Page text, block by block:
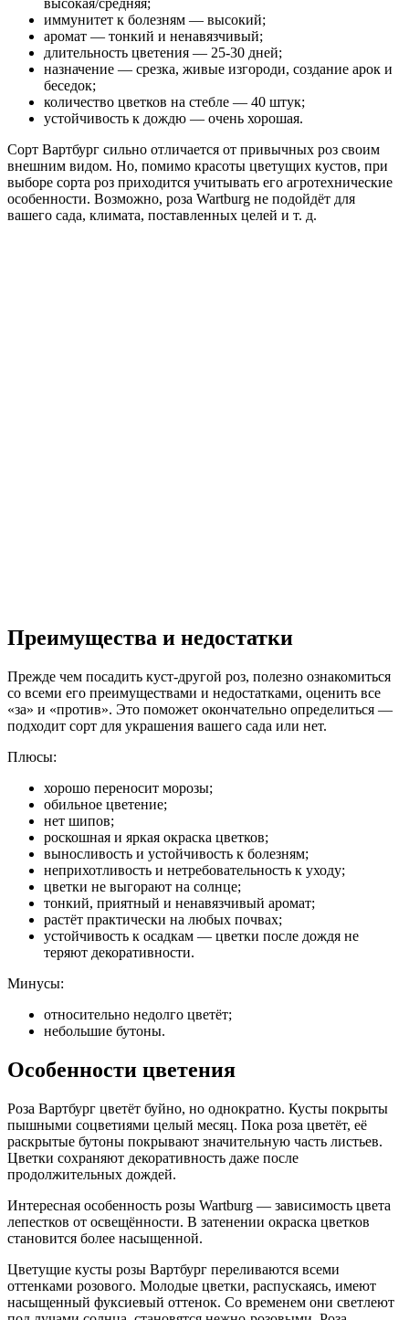
высокая/средняя;
иммунитет к болезням — высокий;
аромат — тонкий и ненавязчивый;
длительность цветения — 25-30 дней;
назначение — срезка, живые изгороди, создание арок и
беседок;
количество цветков на стебле — 40 штук;
устойчивость к дождю — очень хорошая.
Сорт Вартбург сильно отличается от привычных роз своим
внешним видом. Но, помимо красоты цветущих кустов, при
выборе сорта роз приходится учитывать его агротехнические
особенности. Возможно, роза Wartburg не подойдёт для
вашего сада, климата, поставленных целей и т. д.
Преимущества и недостатки
Прежде чем посадить куст-другой роз, полезно ознакомиться
со всеми его преимуществами и недостатками, оценить все
«за» и «против». Это поможет окончательно определиться —
подходит сорт для украшения вашего сада или нет.
Плюсы:
хорошо переносит морозы;
обильное цветение;
нет шипов;
роскошная и яркая окраска цветков;
выносливость и устойчивость к болезням;
неприхотливость и нетребовательность к уходу;
цветки не выгорают на солнце;
тонкий, приятный и ненавязчивый аромат;
растёт практически на любых почвах;
устойчивость к осадкам — цветки после дождя не
теряют декоративности.
Минусы:
относительно недолго цветёт;
небольшие бутоны.
Особенности цветения
Роза Вартбург цветёт буйно, но однократно. Кусты покрыты
пышными соцветиями целый месяц. Пока роза цветёт, её
раскрытые бутоны покрывают значительную часть листьев.
Цветки сохраняют декоративность даже после
продолжительных дождей.
Интересная особенность розы Wartburg — зависимость цвета
лепестков от освещённости. В затенении окраска цветков
становится более насыщенной.
Цветущие кусты розы Вартбург переливаются всеми
оттенками розового. Молодые цветки, распускаясь, имеют
насыщенный фуксиевый оттенок. Со временем они светлеют